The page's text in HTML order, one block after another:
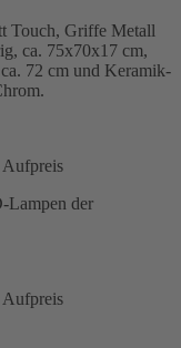
Touch, Griffe Metall
ca. 75x70x17 cm,
72 cm und Keramik-
Lampen der